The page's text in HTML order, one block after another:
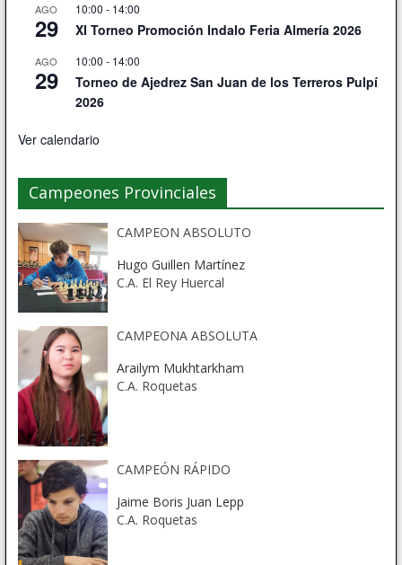
AGO
29
10:00 - 14:00
XI Torneo Promoción Indalo Feria Almería 2026
AGO
29
10:00 - 14:00
Torneo de Ajedrez San Juan de los Terreros Pulpí
2026
Ver calendario
Campeones Provinciales
CAMPEON ABSOLUTO
Hugo Guillen Martínez
C.A. El Rey Huercal
CAMPEONA ABSOLUTA
Arailym Mukhtarkham
C.A. Roquetas
CAMPEÓN RÁPIDO
Jaime Boris Juan Lepp
C.A. Roquetas